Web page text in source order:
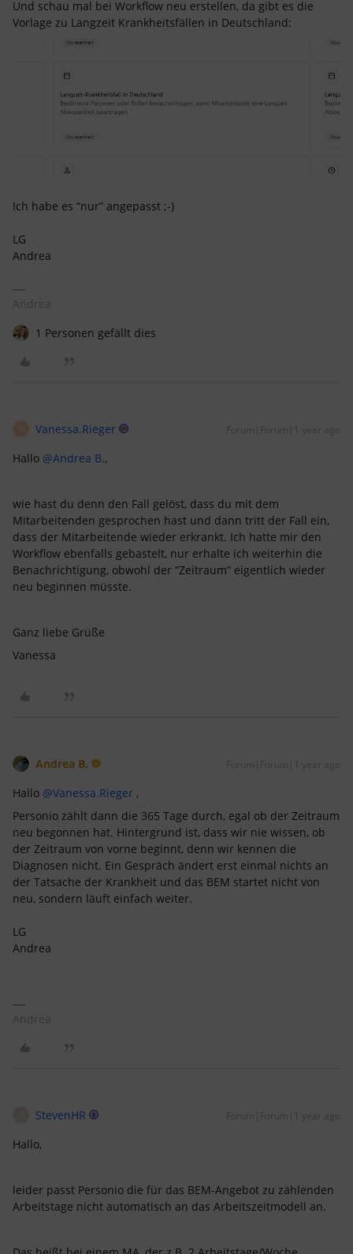
Und schau mal bei Workflow neu erstellen, da gibt es die
Vorlage zu Langzeit Krankheitsfällen in Deutschland:
Ich habe es “nur” angepasst ;-)
LG
Andrea
Andrea
1 Personen gefällt dies
Vanessa.Rieger Forum|Forum|1 year ago
Hallo ​ @Andrea B.,
wie hast du denn den Fall gelöst, dass du mit dem
Mitarbeitenden gesprochen hast und dann tritt der Fall ein,
dass der Mitarbeitende wieder erkrankt. Ich hatte mir den
Workflow ebenfalls gebastelt, nur erhalte ich weiterhin die
Benachrichtigung, obwohl der “Zeitraum” eigentlich wieder
neu beginnen müsste.
Ganz liebe Grüße
Vanessa
Andrea B. Forum|Forum|1 year ago
Hallo ​ @Vanessa.Rieger ,
Personio zählt dann die 365 Tage durch, egal ob der Zeitraum
neu begonnen hat. Hintergrund ist, dass wir nie wissen, ob
der Zeitraum von vorne beginnt, denn wir kennen die
Diagnosen nicht. Ein Gespräch ändert erst einmal nichts an
der Tatsache der Krankheit und das BEM startet nicht von
neu, sondern läuft einfach weiter.
LG
Andrea
Andrea
StevenHR Forum|Forum|1 year ago
Hallo,
leider passt Personio die für das BEM-Angebot zu zählenden
Arbeitstage nicht automatisch an das Arbeitszeitmodell an.